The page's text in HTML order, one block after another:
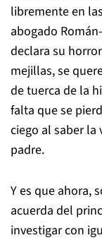
libremente en
abogado
declara su
mejillas, se
de tuerca de la
falta que se
ciego al saber la
padre.
Y es que ahora,
acuerda del
investigar con